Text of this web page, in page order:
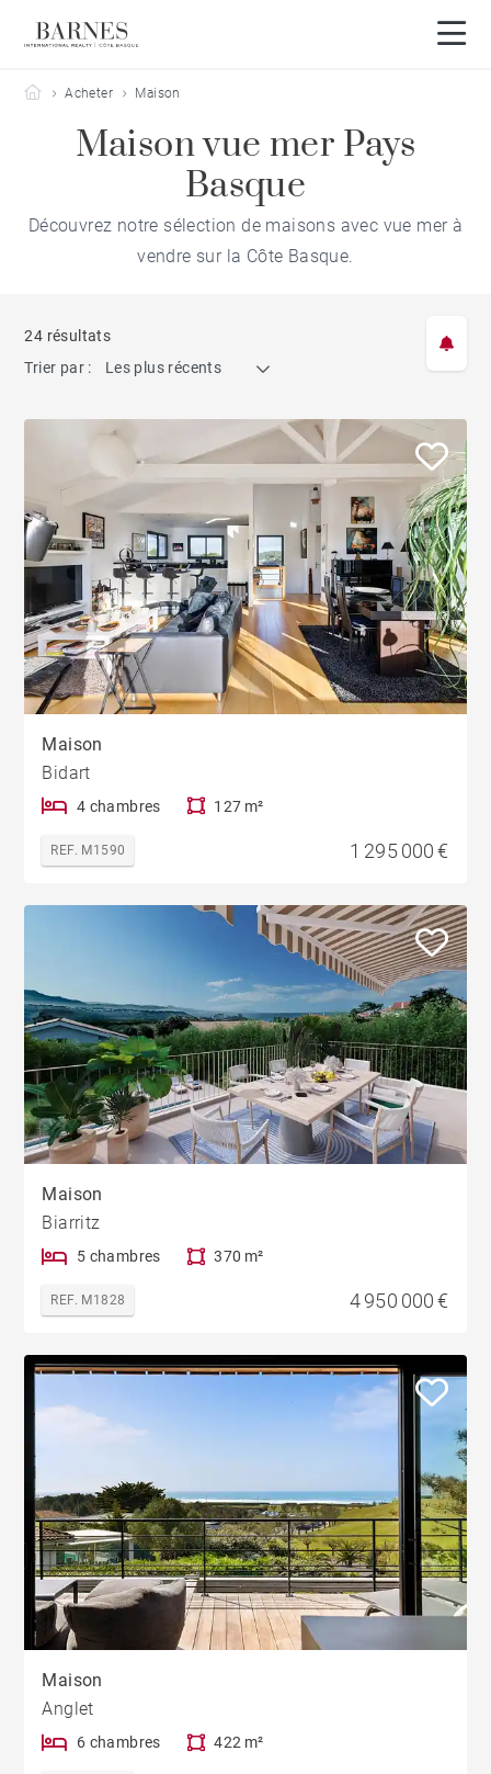
Barnes Côte Basque
Acheter Maison
Maison vue mer Pays
Basque
Découvrez notre sélection de maisons avec vue mer à
vendre sur la Côte Basque.
24 résultats
Trier par :
Les plus récents
Maison
Bidart
4 chambres 127 m²
REF. M1590 1 295 000 €
Maison
Biarritz
5 chambres 370 m²
REF. M1828 4 950 000 €
Maison
Anglet
6 chambres 422 m²